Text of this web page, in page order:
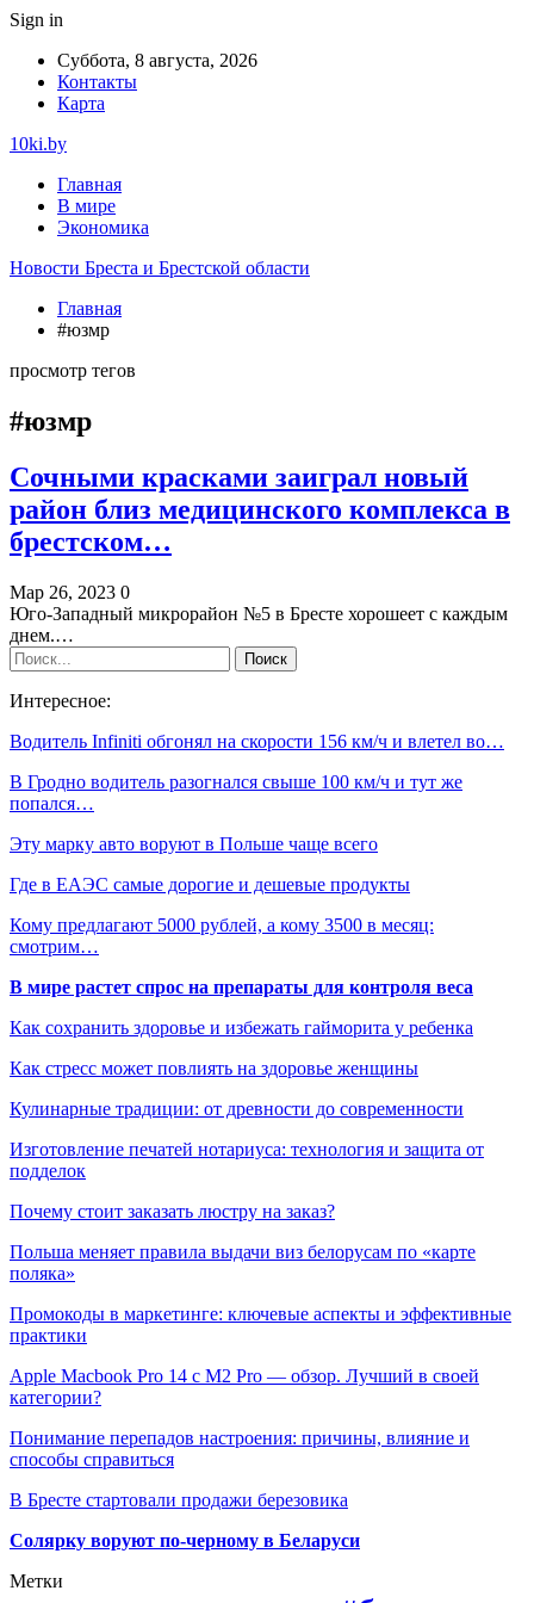
Sign in
Суббота, 8 августа, 2026
Контакты
Карта
10ki.by
Главная
В мире
Экономика
Новости Бреста и Брестской области
Главная
#юзмр
просмотр тегов
#юзмр
Сочными красками заиграл новый
район близ медицинского комплекса в
брестском…
Мар 26, 2023 0
Юго-Западный микрорайон №5 в Бресте хорошеет с каждым
днем.…
Интересное:
Водитель Infiniti обгонял на скорости 156 км/ч и влетел во…
В Гродно водитель разогнался свыше 100 км/ч и тут же
попался…
Эту марку авто воруют в Польше чаще всего
Где в ЕАЭС самые дорогие и дешевые продукты
Кому предлагают 5000 рублей, а кому 3500 в месяц:
смотрим…
В мире растет спрос на препараты для контроля веса
Как сохранить здоровье и избежать гайморита у ребенка
Как стресс может повлиять на здоровье женщины
Кулинарные традиции: от древности до современности
Изготовление печатей нотариуса: технология и защита от
подделок
Почему стоит заказать люстру на заказ?
Польша меняет правила выдачи виз белорусам по «карте
поляка»
Промокоды в маркетинге: ключевые аспекты и эффективные
практики
Apple Macbook Pro 14 с M2 Pro — обзор. Лучший в своей
категории?
Понимание перепадов настроения: причины, влияние и
способы справиться
В Бресте стартовали продажи березовика
Солярку воруют по-черному в Беларуси
Метки